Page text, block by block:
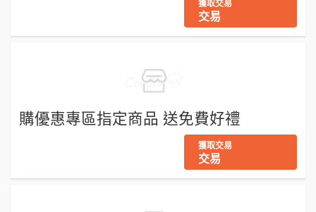
獲取交易
交易
購優惠專區指定商品 送免費好禮
獲取交易
交易